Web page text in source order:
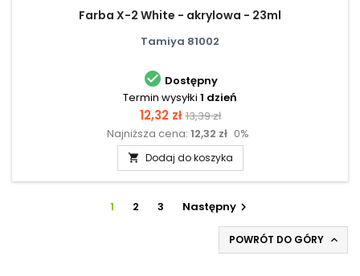
Farba X-2 White - akrylowa - 23ml
Tamiya 81002
 Dostępny
Termin wysyłki 1 dzień
Cena
12,32 zł Cena
podstawowa
13,39 zł
Najniższa cena: 12,32 zł 0%
 Dodaj do koszyka
1 2 3 Następny
POWRÓT DO GÓRY 